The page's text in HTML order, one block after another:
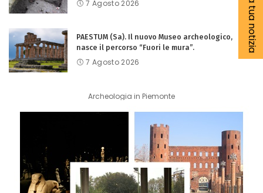
7 Agosto 2026
PAESTUM (Sa). Il nuovo Museo archeologico,
nasce il percorso “Fuori le mura”.
7 Agosto 2026
Archeologia in Piemonte